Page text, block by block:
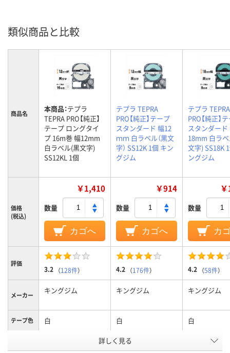
類似商品と比較
商品名 本商品：テプラ
TEPRA PRO【純正】
テープ ロングタイ
プ 16m巻 幅12mm
白ラベル(黒文字)
SS12KL 1個
テプラ TEPRA
PRO【純正】テープ
スタンダード 幅12
ｍｍ 白ラベル（黒文
字） SS12K 1個 キン
グジム
テプラ TEPRA
PRO【純正】
スタンダード
18mm 白ラ
文字) SS18K
ングジム
価格
(税込)
￥1,410
数量
カゴへ
￥914
数量
カゴへ
数量
カ
評価
3.2 （128件） 4.2 （176件） 4.2 （58件）
メーカー キングジム キングジム キングジム
テープ色 白 白 白
黒
詳しく見る